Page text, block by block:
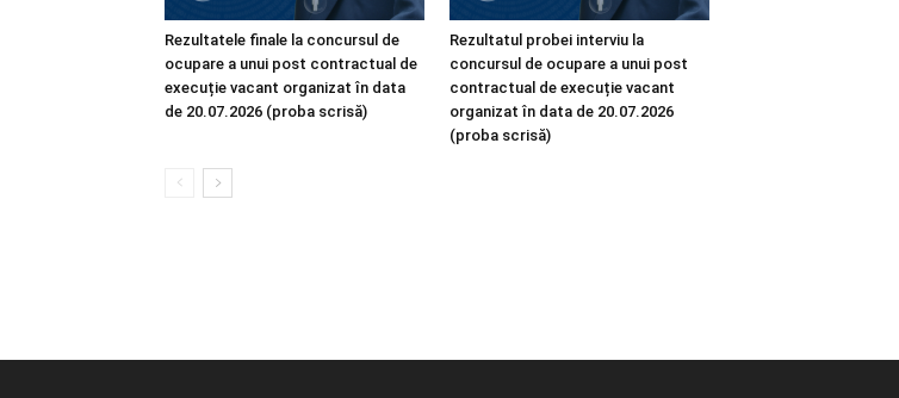
Rezultatele finale la concursul de
ocupare a unui post contractual de
execuție vacant organizat în data
de 20.07.2026 (proba scrisă)
Rezultatul probei interviu la
concursul de ocupare a unui post
contractual de execuție vacant
organizat în data de 20.07.2026
(proba scrisă)